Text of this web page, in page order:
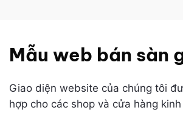
Mẫu web bán sàn
Giao diện website của chúng tôi
hợp cho các shop và cửa hàng